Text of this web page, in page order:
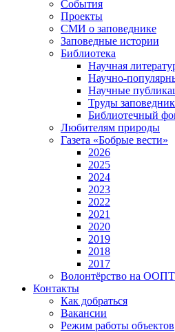
События
Проекты
СМИ о заповеднике
Заповедные истории
Библиотека
Научная
Научно-
Научные
Труды
Библиотечный
Любителям природы
Газета «Бобрые вести»
2026
2025
2024
2023
2022
2021
2020
2019
2018
2017
Волонтёрство на ООПТ
Контакты
Как добраться
Вакансии
Режим работы объектов